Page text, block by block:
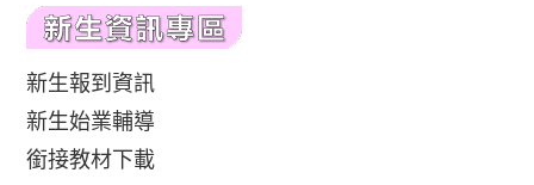
新生報到資訊
新生始業輔導
銜接教材下載